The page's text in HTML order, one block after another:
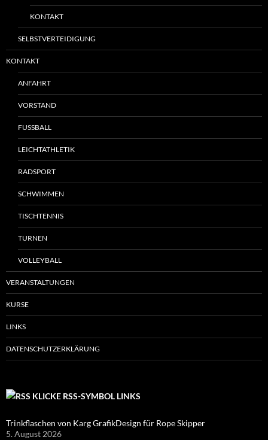
KONTAKT
SELBSTVERTEIDIGUNG
KONTAKT
ANFAHRT
VORSTAND
FUSSBALL
LEICHTATHLETIK
RADSPORT
SCHWIMMEN
TISCHTENNIS
TURNEN
VOLLEYBALL
VERANSTALTUNGEN
KURSE
LINKS
DATENSCHUTZERKLÄRUNG
KLICKE RSS-SYMBOL LINKS
Trinkflaschen von Karg GrafikDesign für Rope Skipper
5. August 2026